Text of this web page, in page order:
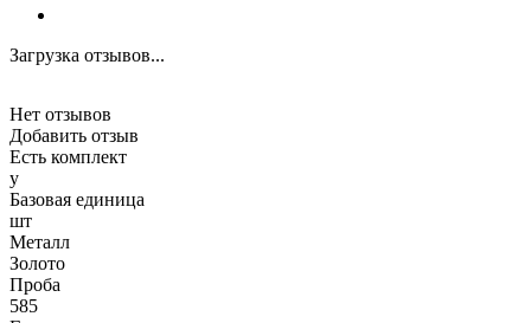
Загрузка отзывов...
Нет отзывов
Добавить отзыв
Есть комплект
y
Базовая единица
шт
Металл
Золото
Проба
585